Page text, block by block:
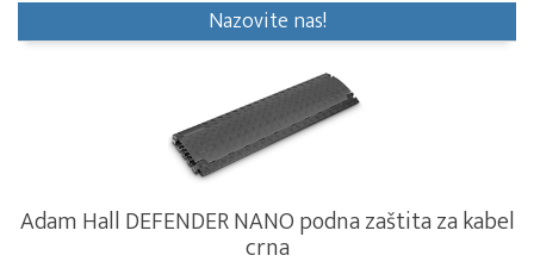
Nazovite nas!
Adam Hall DEFENDER NANO podna zaštita za kabel
crna